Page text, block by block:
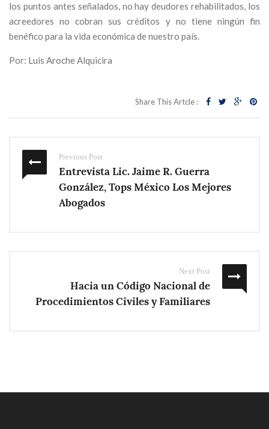
los puntos antes señalados, no hay deudores rehabilitados, los
acreedores no cobran sus créditos y no tiene ningún fin
benéfico para la vida económica de nuestro país.
Por: Luis Aroche Alquicira
Share This Artcle :
Previous Post
Entrevista Lic. Jaime R. Guerra
González, Tops México Los Mejores
Abogados
Next Post
Hacia un Código Nacional de
Procedimientos Civiles y Familiares